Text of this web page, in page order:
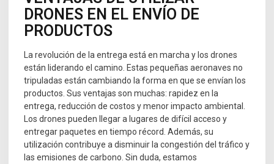
DRONES EN EL ENVÍO DE
PRODUCTOS
La revolución de la entrega está en marcha y los drones
están liderando el camino. Estas pequeñas aeronaves no
tripuladas están cambiando la forma en que se envían los
productos. Sus ventajas son muchas: rapidez en la
entrega, reducción de costos y menor impacto ambiental.
Los drones pueden llegar a lugares de difícil acceso y
entregar paquetes en tiempo récord. Además, su
utilización contribuye a disminuir la congestión del tráfico y
las emisiones de carbono. Sin duda, estamos